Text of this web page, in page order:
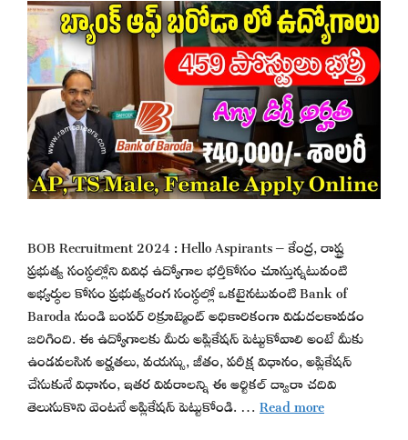
BOB Recruitment 2024 : Hello Aspirants – కేంద్ర, రాష్ట్ర
ప్రభుత్వ సంస్థల్లోని వివిధ ఉద్యోగాల భర్తీకోసం చూస్తున్నటువంటి
అభ్యర్థుల కోసం ప్రభుత్వరంగ సంస్థల్లో ఒకటైనటువంటి Bank of
Baroda నుండి బంపర్ రిక్రూట్మెంట్ అధికారికంగా విడుదలకావడం
జరిగింది. ఈ ఉద్యోగాలకు మీరు అప్లికేషన్ పెట్టుకోవాలి అంటే మీకు
ఉండవలసిన అర్హతలు, వయస్సు, జీతం, పరీక్ష విధానం, అప్లికేషన్
చేసుకునే విధానం, ఇతర వివరాలన్ని ఈ ఆర్టికల్ ద్వారా చదివి
తెలుసుకొని వెంటనే అప్లికేషన్ పెట్టుకోండి. …Read more